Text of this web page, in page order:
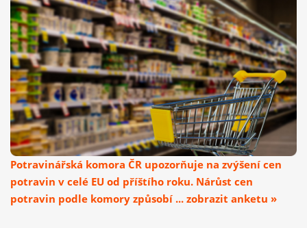
Potravinářská komora ČR upozorňuje na zvýšení cen
potravin v celé EU od příštího roku. Nárůst cen
potravin podle komory způsobí ... zobrazit anketu »